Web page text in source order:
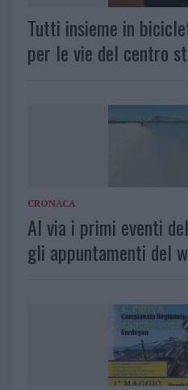
Tutti insieme in
per le vie del centro
CRONACA
Al via i primi eventi
gli appuntamenti del